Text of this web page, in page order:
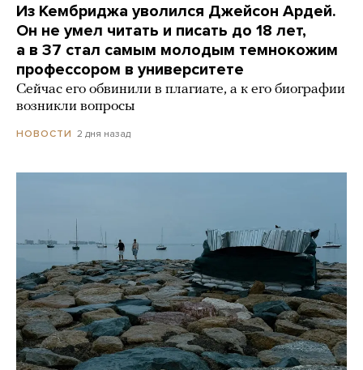
Из Кембриджа уволился Джейсон Ардей.
Он не умел читать и писать до 18 лет,
а в 37 стал самым молодым темнокожим
профессором в университете
Сейчас его обвинили в плагиате, а к его биографии
возникли вопросы
НОВОСТИ 2 дня назад